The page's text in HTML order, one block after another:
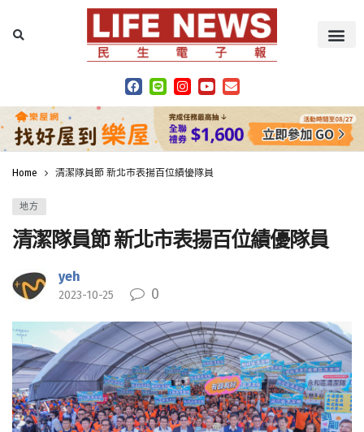
Home 清潔隊員節 新北市表揚百位績優隊員
地方
清潔隊員節 新北市表揚百位績優隊員
yeh
2023-10-25 0